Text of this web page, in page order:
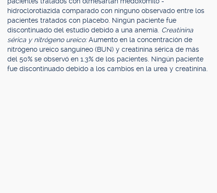
hidroclorotiazida comparado con ninguno observado entre los
pacientes tratados con placebo. Ningún paciente fue
discontinuado del estudio debido a una anemia. Creatinina
sérica y nitrógeno ureico:Aumento en la concentración de
nitrógeno ureico sanguíneo (BUN) y creatinina sérica de más
del 50% se observó en 1.3% de los pacientes. Ningún paciente
fue discontinuado debido a los cambios en la urea y creatinina.